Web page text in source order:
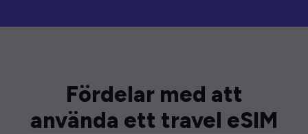
Fördelar med att
använda ett travel eSIM